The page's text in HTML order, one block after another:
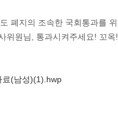
폐지의 조속한 국회통과를
위원님, 통과시켜주세요! 꼬옥
료(남성)(1).hwp